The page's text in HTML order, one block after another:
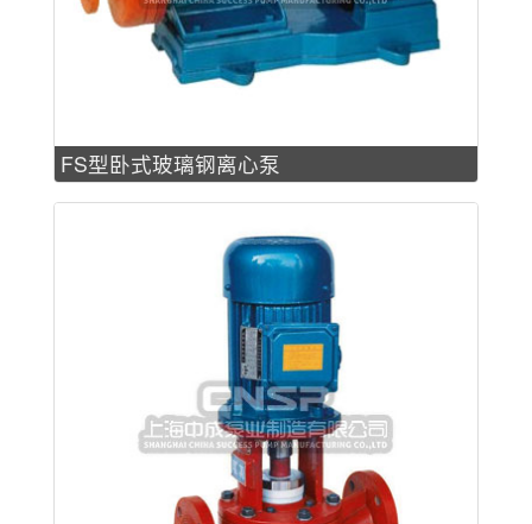
FS型卧式玻璃钢离心泵